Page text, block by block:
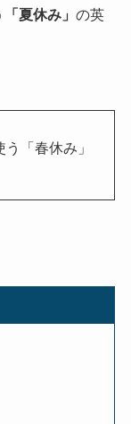
「夏休み」 の英
「春休み」